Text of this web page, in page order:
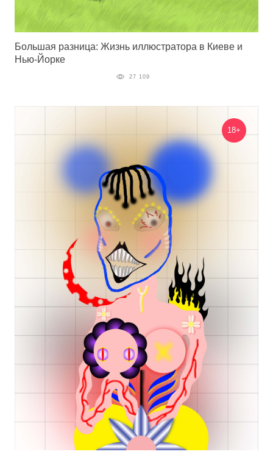
Большая разница: Жизнь иллюстратора в Киеве и
Нью-Йорке
27 109
18+